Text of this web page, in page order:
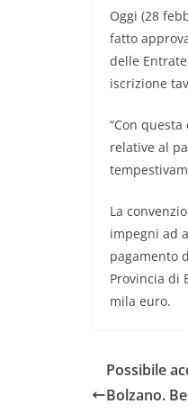
Oggi (28
fatto
delle
iscrizione
“Con
relative al
La
impegni ad
pagamento
Provincia di
mila euro.
Possibile
Bolzano.